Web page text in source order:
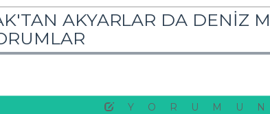
AKYARLAR DA DENİZ